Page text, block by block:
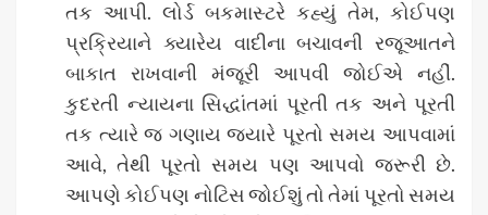
તક આપી. લોર્ડ બકમાસ્ટરે કહ્યું તેમ, કોઈપણ
પ્રક્રિયાને ક્યારેય વાદીના બચાવની રજૂઆતને
બાકાત રાખવાની મંજૂરી આપવી જોઈએ નહીં.
કુદરતી ન્યાયના સિદ્ધાંતમાં પૂરતી તક અને પૂરતી
તક ત્યારે જ ગણાય જ્યારે પૂરતો સમય આપવામાં
આવે, તેથી પૂરતો સમય પણ આપવો જરૂરી છે.
આપણે કોઈપણ નોટિસ જોઈશું તો તેમાં પૂરતો સમય